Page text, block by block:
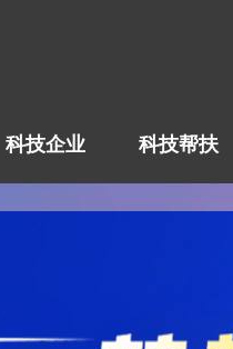
科技企业 科技帮扶